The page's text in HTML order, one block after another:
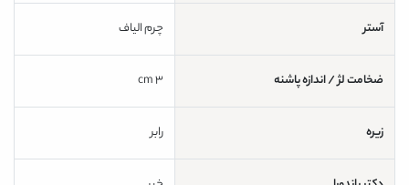
آستر چرم الیاف
ضخامت لژ / اندازه پاشنه
زیره رابر